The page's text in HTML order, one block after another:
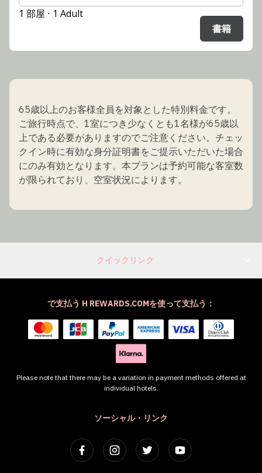
1 部屋 ⋅ 1 Adult
書籍
65歳以上のお客様全員を対象とした特別料金です。
ご旅行時点で、1室につき少なくとも1名様が65歳以
上である必要がありますのでご注意ください。チェッ
クイン時に有効な身分証明書をご提示いただいた場合
にのみ有効となります。本プランは予約可能な客室数
が限られており、空室状況によります。
クイックリンク
ソーシャル・リンク
で支払う H REWARDS.COMを使って支払う：
Please note that there may be a variation in payment methods offered at
individual hotels.